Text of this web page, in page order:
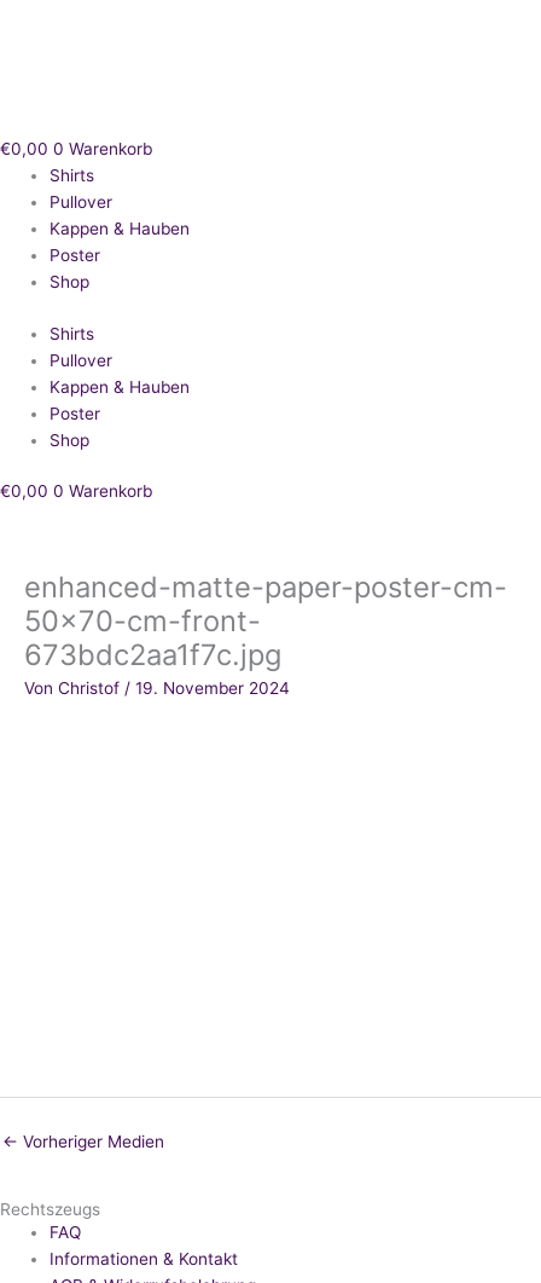
€0,00 0 Warenkorb
Shirts
Pullover
Kappen & Hauben
Poster
Shop
Shirts
Pullover
Kappen & Hauben
Poster
Shop
€0,00 0 Warenkorb
enhanced-matte-paper-poster-cm-
50×70-cm-front-
673bdc2aa1f7c.jpg
Von Christof / 19. November 2024
← Vorheriger Medien
Rechtszeugs
FAQ
Informationen & Kontakt